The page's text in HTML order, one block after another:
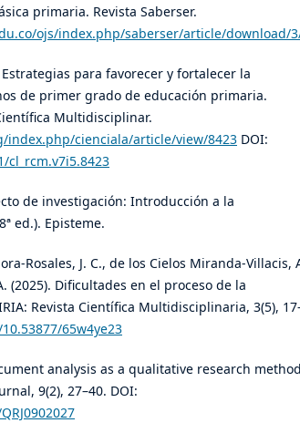
primaria. Revista Saberser.
ojs/index.php/saberser/article/download/
Estrategias para favorecer y fortalecer la
de primer grado de educación primaria.
Multidisciplinar.
index.php/cienciala/article/view/8423 DOI:
cl_rcm.v7i5.8423
de investigación: Introducción a la
ed.). Episteme.
Rosales, J. C., de los Cielos Miranda-Villacis,
(2025). Dificultades en el proceso de la
Revista Científica Multidisciplinaria, 3(5), 17-
65w4ye23
analysis as a qualitative research
9(2), 27–40. DOI: